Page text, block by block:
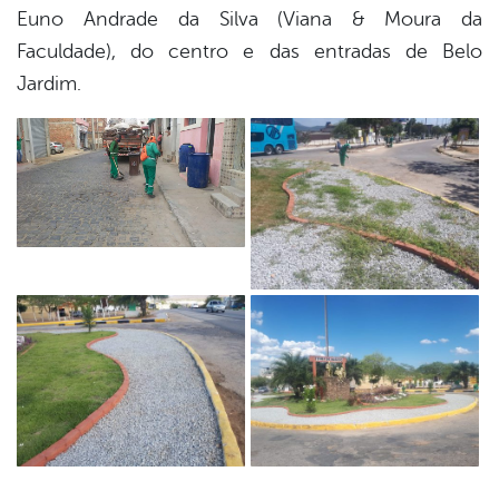
Euno Andrade da Silva (Viana & Moura da
Faculdade), do centro e das entradas de Belo
Jardim.